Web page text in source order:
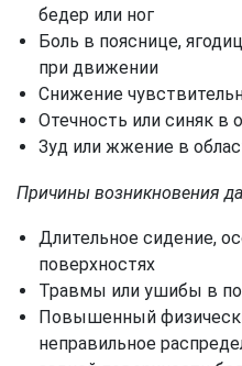
бедер или ног
Боль в пояснице,
при движении
Снижение
Отечность или синяк в
Зуд или жжение в
Причины возникновения
Длительное сидение,
поверхностях
Травмы или ушибы в
Повышенный
неправильное